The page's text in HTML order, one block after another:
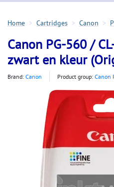
Home Cartridges Canon
Canon PG-560 /
zwart en kleur
Brand: Canon Product group: Canon